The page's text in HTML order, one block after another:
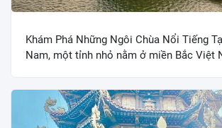
Khám Phá Những Ngôi Chùa Nổi Tiếng
Nam, một tỉnh nhỏ nằm ở miền Bắc Việt